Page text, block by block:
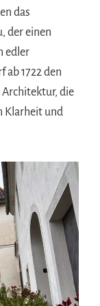
das
der einen
edler
1722 den
Architektur, die
Klarheit und